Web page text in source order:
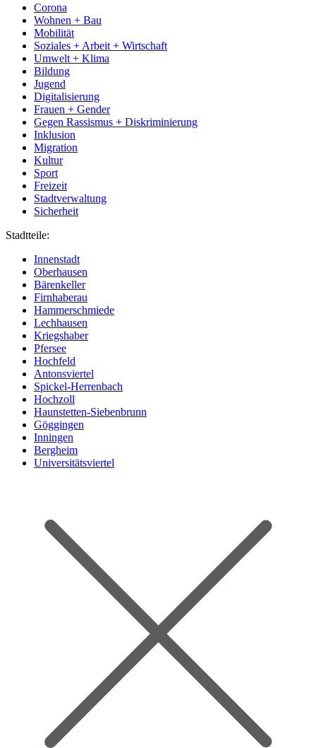
Corona
Wohnen + Bau
Mobilität
Soziales + Arbeit + Wirtschaft
Umwelt + Klima
Bildung
Jugend
Digitalisierung
Frauen + Gender
Gegen Rassismus + Diskriminierung
Inklusion
Migration
Kultur
Sport
Freizeit
Stadtverwaltung
Sicherheit
Stadtteile:
Innenstadt
Oberhausen
Bärenkeller
Firnhaberau
Hammerschmiede
Lechhausen
Kriegshaber
Pfersee
Hochfeld
Antonsviertel
Spickel-Herrenbach
Hochzoll
Haunstetten-Siebenbrunn
Göggingen
Inningen
Bergheim
Universitätsviertel